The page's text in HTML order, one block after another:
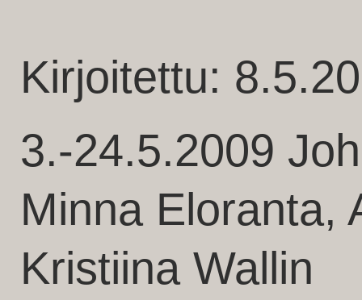
Kirjoitettu:
3.-24.5.2009
Minna Eloranta,
Kristiina Wallin